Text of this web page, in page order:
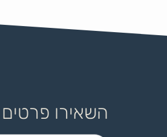
השאירו